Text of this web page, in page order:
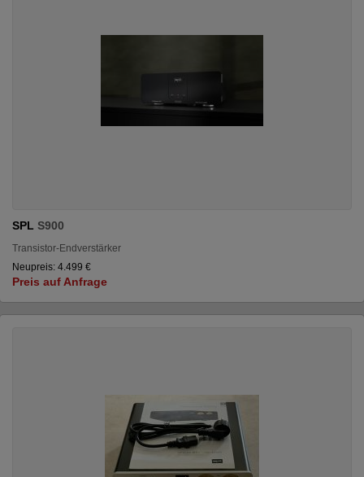
SPL S900
Transistor-Endverstärker
Neupreis: 4.499 €
Preis auf Anfrage